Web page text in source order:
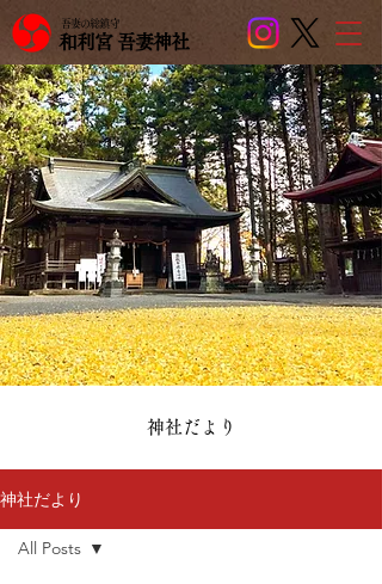
和利宮 吾妻神社
吾妻の総鎮守
​神社だより
神社だより
All Posts